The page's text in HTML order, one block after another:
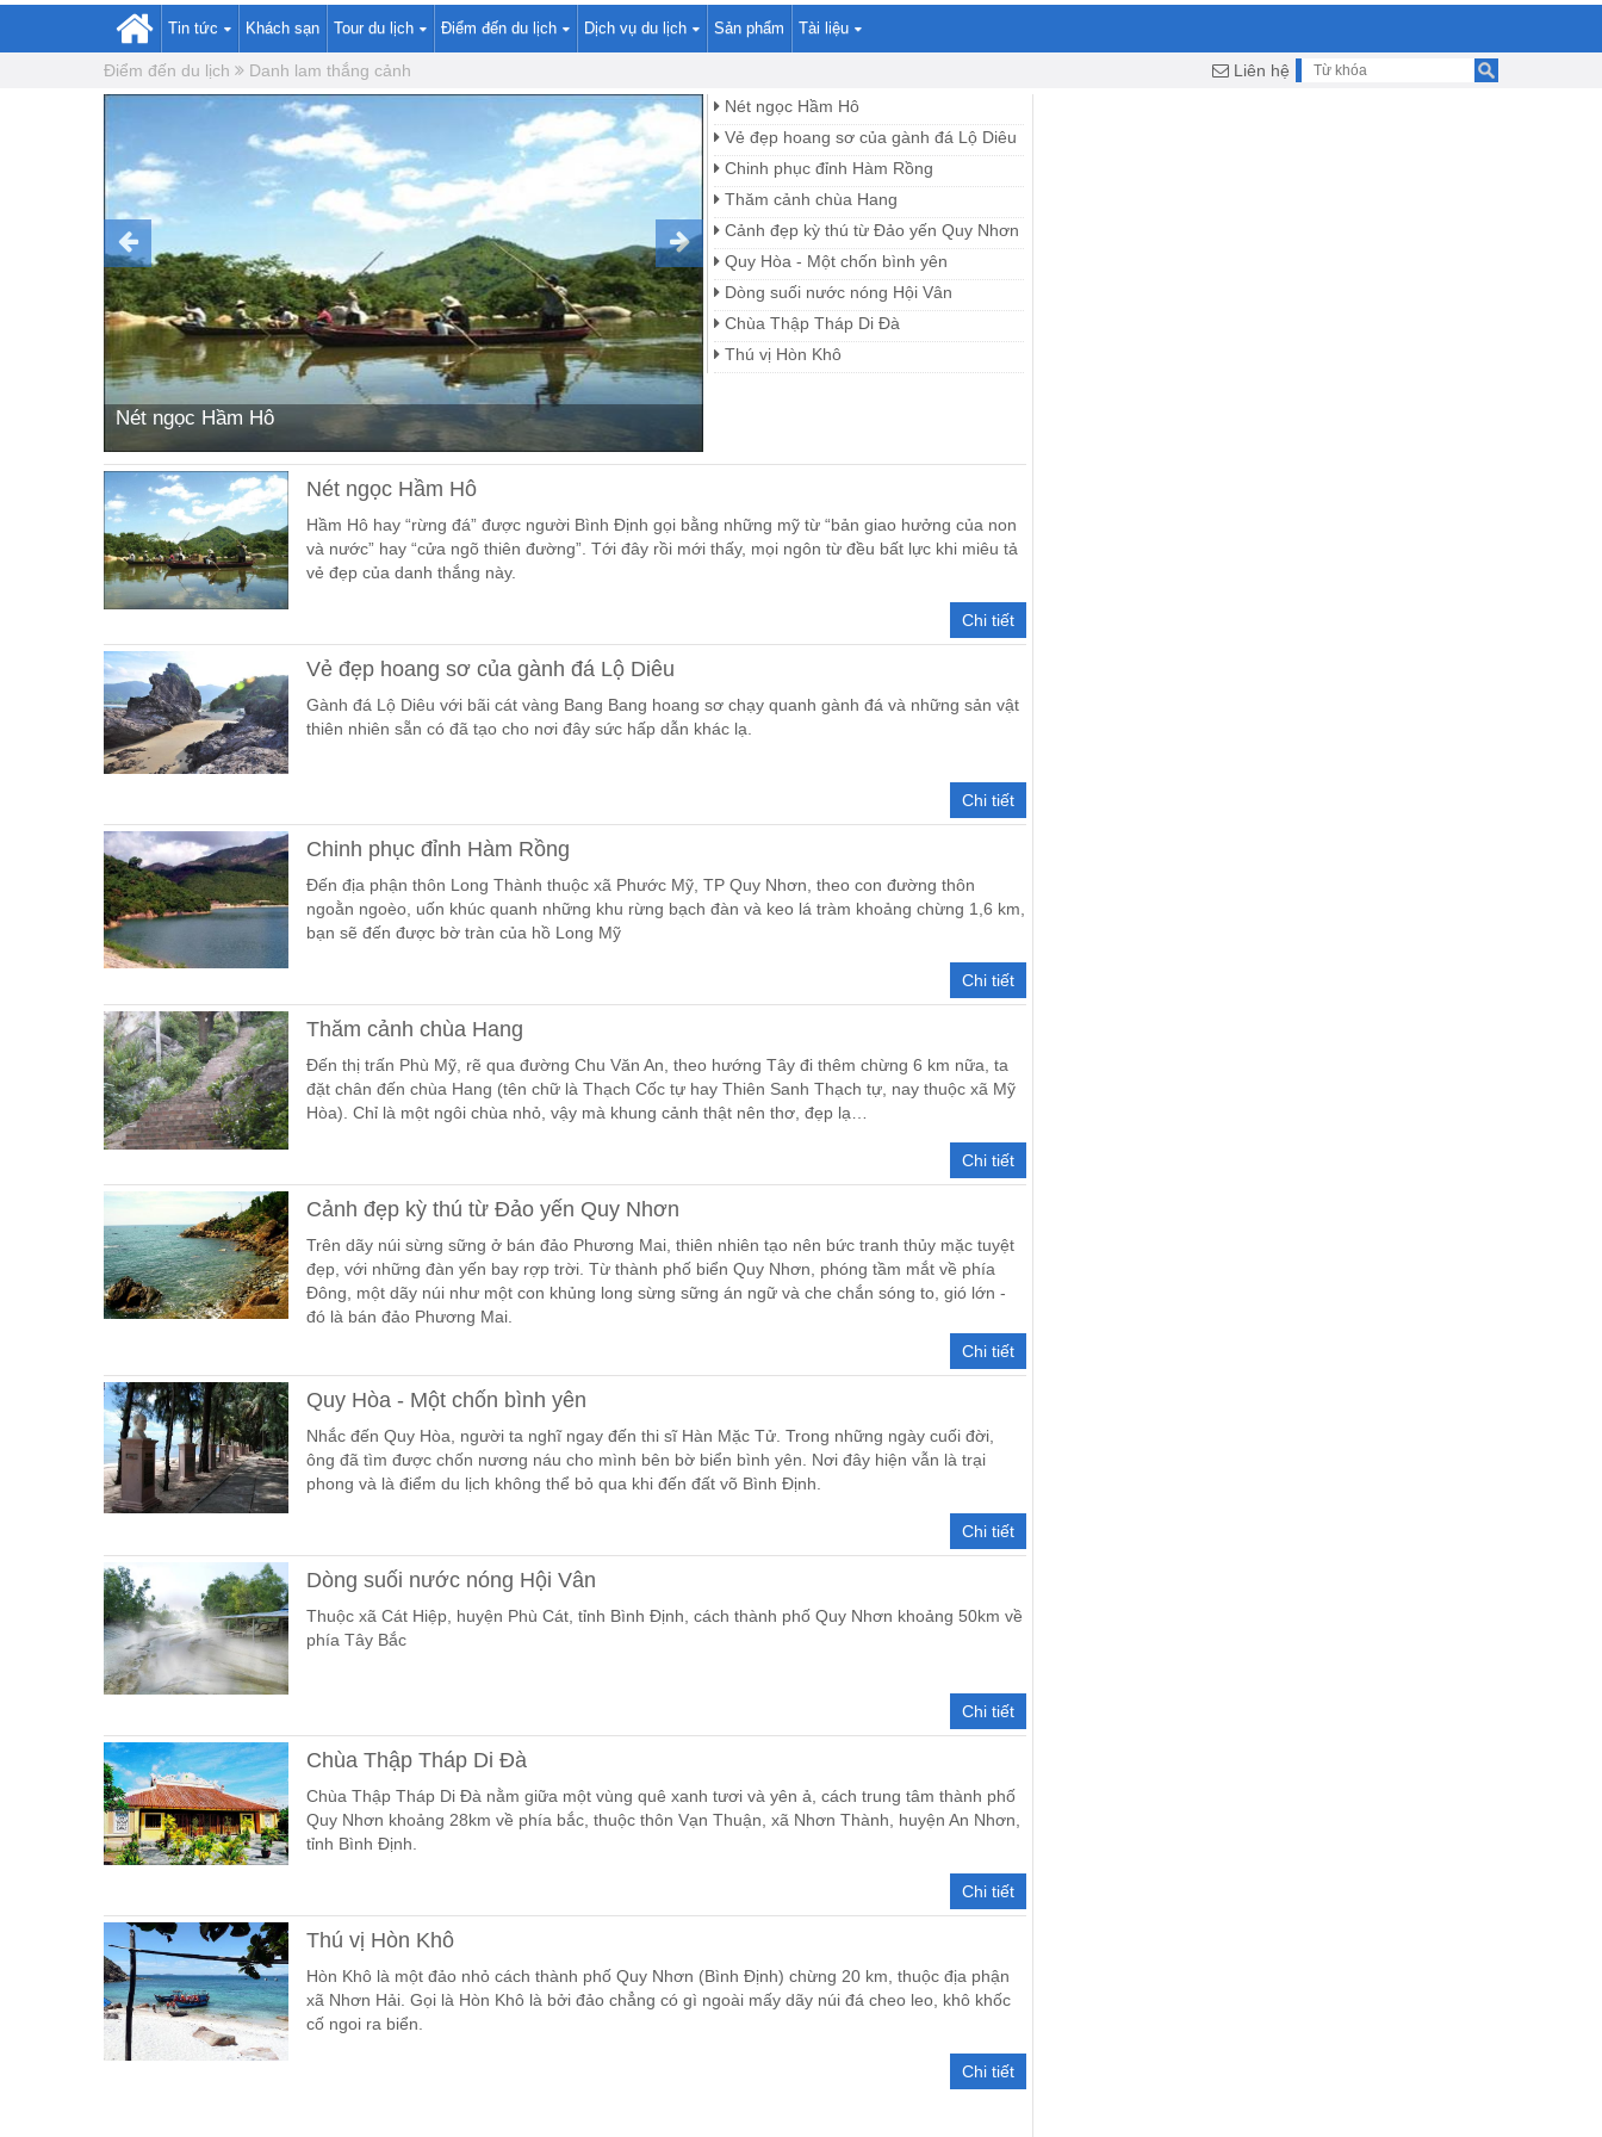
Tin tức Khách sạn Tour du lịch Điểm đến du lịch Dịch vụ du lịch Sản phẩm Tài liệu
Điểm đến du lịch Danh lam thắng cảnh Liên hệ
Nét ngọc Hầm Hô
Nét ngọc Hầm Hô
Vẻ đẹp hoang sơ của gành đá Lộ Diêu
Chinh phục đỉnh Hàm Rồng
Thăm cảnh chùa Hang
Cảnh đẹp kỳ thú từ Đảo yến Quy Nhơn
Quy Hòa - Một chốn bình yên
Dòng suối nước nóng Hội Vân
Chùa Thập Tháp Di Ðà
Thú vị Hòn Khô
Nét ngọc Hầm Hô
Hầm Hô hay “rừng đá” được người Bình Định gọi bằng những mỹ từ “bản giao hưởng của non
và nước” hay “cửa ngõ thiên đường”. Tới đây rồi mới thấy, mọi ngôn từ đều bất lực khi miêu tả
vẻ đẹp của danh thắng này.
Chi tiết
Vẻ đẹp hoang sơ của gành đá Lộ Diêu
Gành đá Lộ Diêu với bãi cát vàng Bang Bang hoang sơ chạy quanh gành đá và những sản vật
thiên nhiên sẵn có đã tạo cho nơi đây sức hấp dẫn khác lạ.
Chi tiết
Chinh phục đỉnh Hàm Rồng
Đến địa phận thôn Long Thành thuộc xã Phước Mỹ, TP Quy Nhơn, theo con đường thôn
ngoằn ngoèo, uốn khúc quanh những khu rừng bạch đàn và keo lá tràm khoảng chừng 1,6 km,
bạn sẽ đến được bờ tràn của hồ Long Mỹ
Chi tiết
Thăm cảnh chùa Hang
Đến thị trấn Phù Mỹ, rẽ qua đường Chu Văn An, theo hướng Tây đi thêm chừng 6 km nữa, ta
đặt chân đến chùa Hang (tên chữ là Thạch Cốc tự hay Thiên Sanh Thạch tự, nay thuộc xã Mỹ
Hòa). Chỉ là một ngôi chùa nhỏ, vậy mà khung cảnh thật nên thơ, đẹp lạ…
Chi tiết
Cảnh đẹp kỳ thú từ Đảo yến Quy Nhơn
Trên dãy núi sừng sững ở bán đảo Phương Mai, thiên nhiên tạo nên bức tranh thủy mặc tuyệt
đẹp, với những đàn yến bay rợp trời. Từ thành phố biển Quy Nhơn, phóng tầm mắt về phía
Đông, một dãy núi như một con khủng long sừng sững án ngữ và che chắn sóng to, gió lớn -
đó là bán đảo Phương Mai.
Chi tiết
Quy Hòa - Một chốn bình yên
Nhắc đến Quy Hòa, người ta nghĩ ngay đến thi sĩ Hàn Mặc Tử. Trong những ngày cuối đời,
ông đã tìm được chốn nương náu cho mình bên bờ biển bình yên. Nơi đây hiện vẫn là trại
phong và là điểm du lịch không thể bỏ qua khi đến đất võ Bình Định.
Chi tiết
Dòng suối nước nóng Hội Vân
Thuộc xã Cát Hiệp, huyện Phù Cát, tỉnh Bình Định, cách thành phố Quy Nhơn khoảng 50km về
phía Tây Bắc
Chi tiết
Chùa Thập Tháp Di Ðà
Chùa Thập Tháp Di Đà nằm giữa một vùng quê xanh tươi và yên ả, cách trung tâm thành phố
Quy Nhơn khoảng 28km về phía bắc, thuộc thôn Vạn Thuận, xã Nhơn Thành, huyện An Nhơn,
tỉnh Bình Định.
Chi tiết
Thú vị Hòn Khô
Hòn Khô là một đảo nhỏ cách thành phố Quy Nhơn (Bình Định) chừng 20 km, thuộc địa phận
xã Nhơn Hải. Gọi là Hòn Khô là bởi đảo chẳng có gì ngoài mấy dãy núi đá cheo leo, khô khốc
cố ngoi ra biển.
Chi tiết